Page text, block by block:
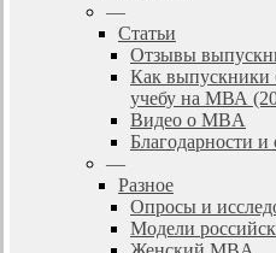
—
Статьи
Отзывы
Как выпускники
учебу на МВА
Видео о MBA
Благодарности
—
Разное
Опросы и
Модели